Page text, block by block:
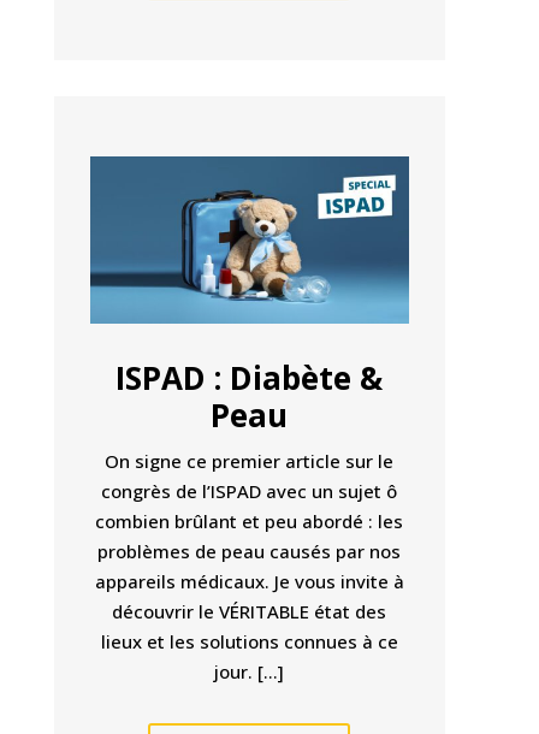
ISPAD : Diabète &
Peau
On signe ce premier article sur le
congrès de l’ISPAD avec un sujet ô
combien brûlant et peu abordé : les
problèmes de peau causés par nos
appareils médicaux. Je vous invite à
découvrir le VÉRITABLE état des
lieux et les solutions connues à ce
jour. […]